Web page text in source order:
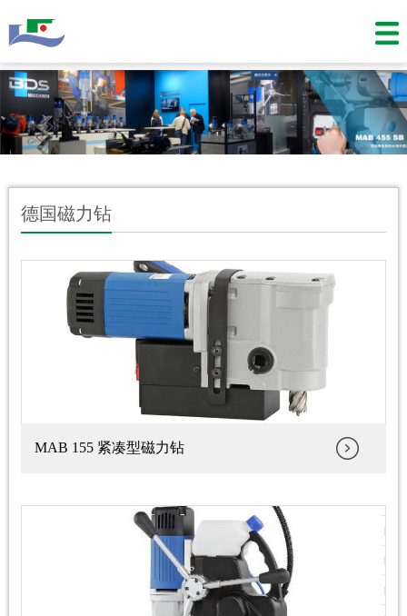
德国磁力钻
MAB 155 紧凑型磁力钻